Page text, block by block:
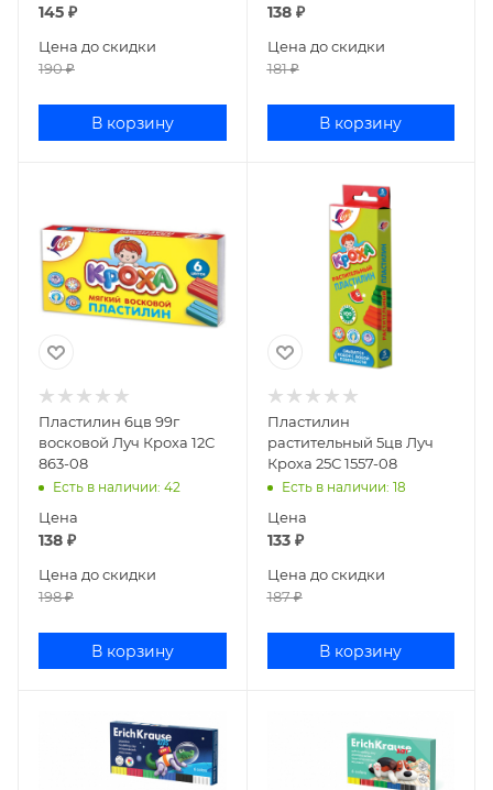
145 ₽
Цена до скидки
190₽
В корзину
138₽
Цена до скидки
181₽
В корзину
Пластилин 6цв 99г
восковой Луч Кроха 12С
863-08
Есть в наличии: 42
Цена
138 ₽
Цена до скидки
198₽
В корзину
Пластилин
растительный 5цв Луч
Кроха 25С 1557-08
Есть в наличии: 18
Цена
133₽
Цена до скидки
187₽
В корзину